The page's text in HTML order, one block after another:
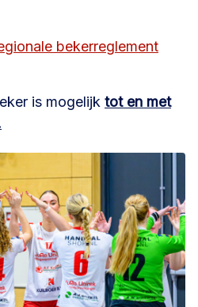
bekerreglement
is mogelijk tot en met